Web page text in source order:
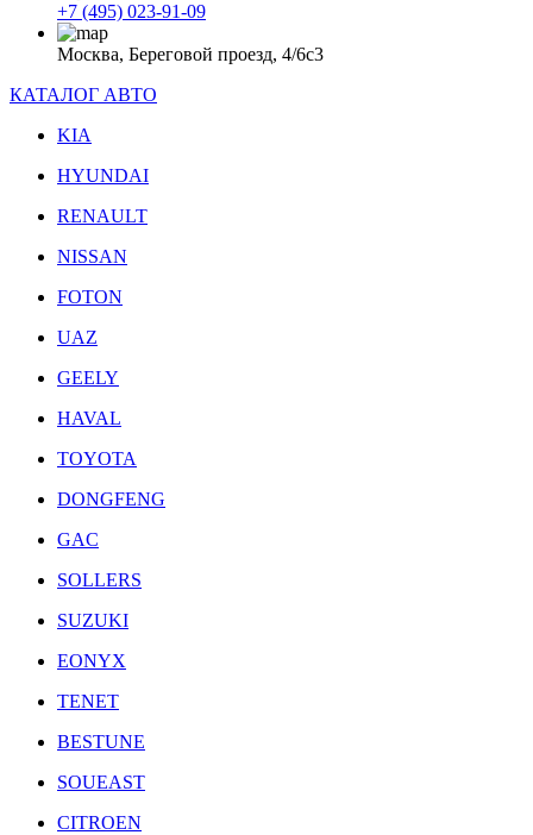
+7 (495) 023-91-09
Москва, Береговой проезд, 4/6с3
КАТАЛОГ АВТО
KIA
HYUNDAI
RENAULT
NISSAN
FOTON
UAZ
GEELY
HAVAL
TOYOTA
DONGFENG
GAC
SOLLERS
SUZUKI
EONYX
TENET
BESTUNE
SOUEAST
CITROEN